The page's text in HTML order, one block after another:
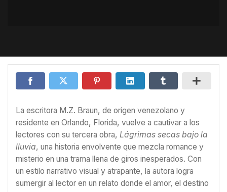
La escritora M.Z. Braun, de origen venezolano y
residente en Orlando, Florida, vuelve a cautivar a los
lectores con su tercera obra, Lágrimas secas bajo la
lluvia, una historia envolvente que mezcla romance y
misterio en una trama llena de giros inesperados. Con
un estilo narrativo visual y atrapante, la autora logra
sumergir al lector en un relato donde el amor, el destino